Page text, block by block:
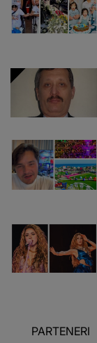
PARTENERI